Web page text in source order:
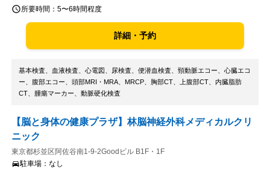
所要時間： 5〜6時間程度
詳細・予約
基本検査、血液検査、心電図、尿検査、便潜血検査、頸動脈エコー、心臓エコ
ー、腹部エコー、頭部MRI・MRA、MRCP、胸部CT、上腹部CT、内臓脂肪
CT、腫瘍マーカー、動脈硬化検査
【脳と身体の健康プラザ】林脳神経外科メディカルクリ
ニック
東京都杉並区阿佐谷南1-9-2Goodビル B1F・1F
駐車場： なし